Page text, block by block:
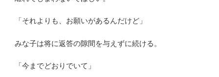
「それよりも、お願いがあるんだけど」
みな子は将に返答の隙間を与えずに続ける。
「今までどおりでいて」